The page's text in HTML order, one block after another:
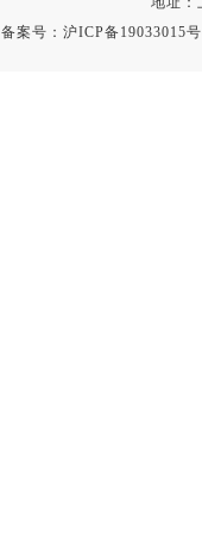
备案号： 沪ICP备19033015